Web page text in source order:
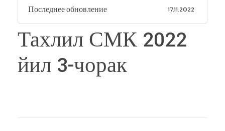
Последнее обновление 17.11.2022
Тахлил СМК 2022
йил 3-чорак